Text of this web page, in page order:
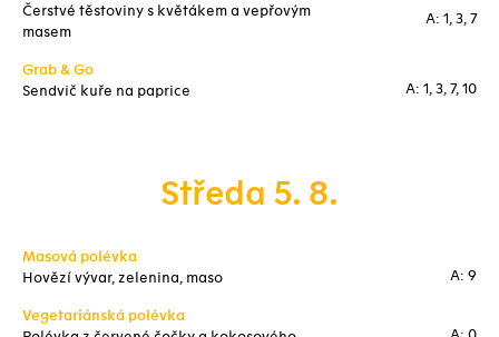
Čerstvé těstoviny s květákem a vepřovým
masem
A: 1, 3, 7
Grab & Go
Sendvič kuře na paprice
A: 1, 3, 7, 10
Středa 5. 8.
Masová polévka
Hovězí vývar, zelenina, maso
A: 9
Vegetariánská polévka